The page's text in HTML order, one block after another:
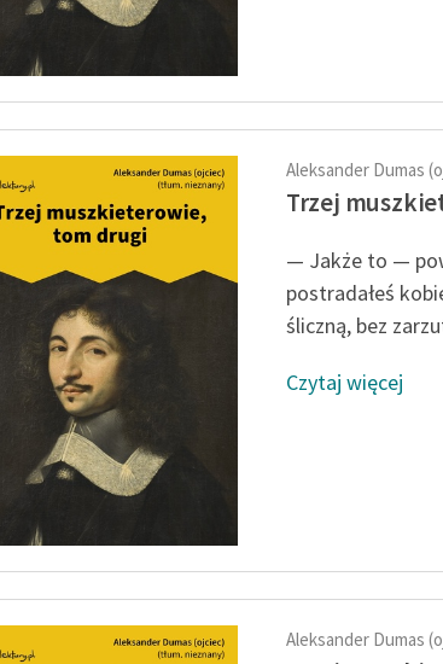
Aleksander Dumas
Trzej
— Jakże to —
postradałeś
śliczną, bez
Czytaj więcej
Aleksander Dumas